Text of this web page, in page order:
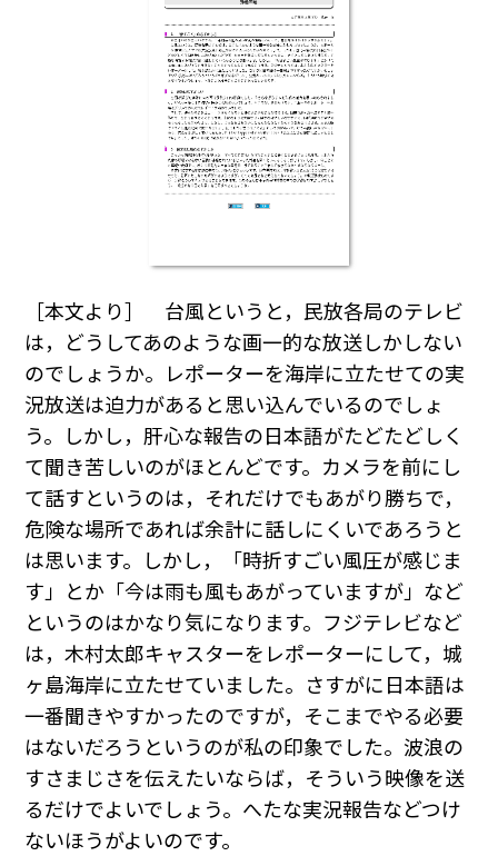
［本文より］ 台風というと，民放各局のテレビ
は，どうしてあのような画一的な放送しかしない
のでしょうか。レポーターを海岸に立たせての実
況放送は迫力があると思い込んでいるのでしょ
う。しかし，肝心な報告の日本語がたどたどしく
て聞き苦しいのがほとんどです。カメラを前にし
て話すというのは，それだけでもあがり勝ちで，
危険な場所であれば余計に話しにくいであろうと
は思います。しかし，「時折すごい風圧が感じま
す」とか「今は雨も風もあがっていますが」など
というのはかなり気になります。フジテレビなど
は，木村太郎キャスターをレポーターにして，城
ヶ島海岸に立たせていました。さすがに日本語は
一番聞きやすかったのですが，そこまでやる必要
はないだろうというのが私の印象でした。波浪の
すさまじさを伝えたいならば，そういう映像を送
るだけでよいでしょう。へたな実況報告などつけ
ないほうがよいのです。